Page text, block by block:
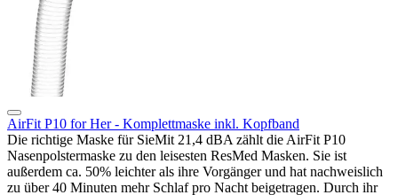
AirFit P10 for Her - Komplettmaske inkl. Kopfband
Die richtige Maske für SieMit 21,4 dBA zählt die AirFit P10
Nasenpolstermaske zu den leisesten ResMed Masken. Sie ist
außerdem ca. 50% leichter als ihre Vorgänger und hat nachweislich
zu über 40 Minuten mehr Schlaf pro Nacht beigetragen. Durch ihr